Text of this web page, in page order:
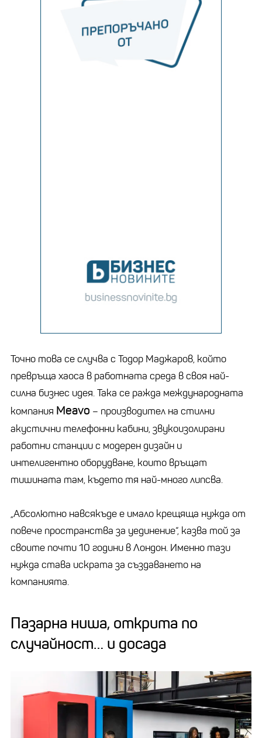
Точно това се случва с Тодор Маджаров, който
превръща хаоса в работната среда в своя най-
силна бизнес идея. Така се ражда международната
компания Meavo – производител на стилни
акустични телефонни кабини, звукоизолирани
работни станции с модерен дизайн и
интелигентно оборудване, които връщат
тишината там, където тя най-много липсва.
„Абсолютно навсякъде е имало крещяща нужда от
повече пространства за уединение“, казва той за
своите почти 10 години в Лондон. Именно тази
нужда става искрата за създаването на
компанията.
Пазарна ниша, открита по
случайност… и досада